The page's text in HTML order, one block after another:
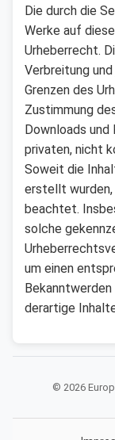
Die durch die
Werke auf
Urheberrecht.
Verbreitung
Grenzen des
Zustimmung
Downloads und
privaten, nicht
Soweit die
erstellt
beachtet.
solche
um einen
derartige
© 2026